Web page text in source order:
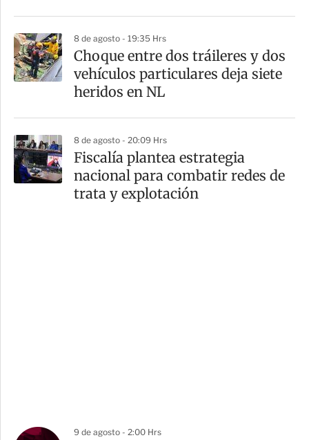
8 de agosto - 19:35 Hrs
Choque entre dos tráileres y dos
vehículos particulares deja siete
heridos en NL
8 de agosto - 20:09 Hrs
Fiscalía plantea estrategia
nacional para combatir redes de
trata y explotación
9 de agosto - 2:00 Hrs